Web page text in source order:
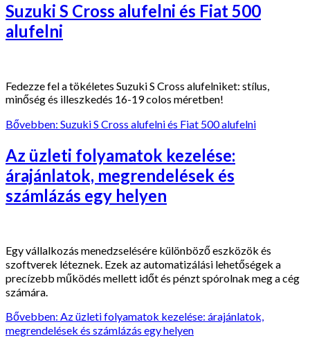
Suzuki S Cross alufelni és Fiat 500
alufelni
Fedezze fel a tökéletes Suzuki S Cross alufelniket: stílus,
minőség és illeszkedés 16-19 colos méretben!
Bővebben: Suzuki S Cross alufelni és Fiat 500 alufelni
Az üzleti folyamatok kezelése:
árajánlatok, megrendelések és
számlázás egy helyen
Egy vállalkozás menedzselésére különböző eszközök és
szoftverek léteznek. Ezek az automatizálási lehetőségek a
precízebb működés mellett időt és pénzt spórolnak meg a cég
számára.
Bővebben: Az üzleti folyamatok kezelése: árajánlatok,
megrendelések és számlázás egy helyen